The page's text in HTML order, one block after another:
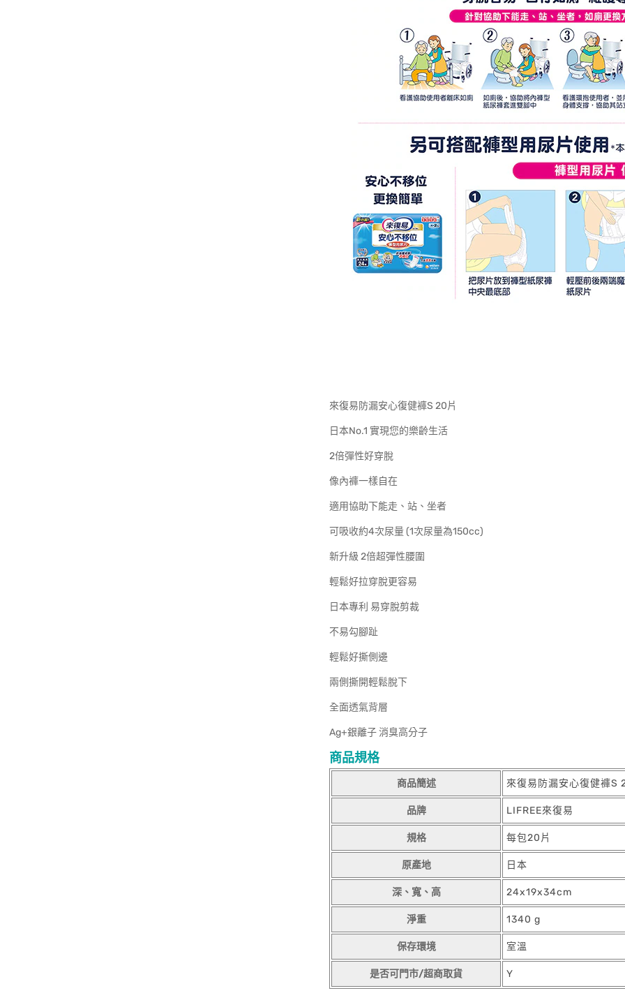
來復易防漏安心復健褲S 20片
日本No.1 實現您的樂齡生活
2倍彈性好穿脫
像內褲一樣自在
適用協助下能走、站、坐者
可吸收約4次尿量 (1次尿量為150cc)
新升級 2倍超彈性腰圍
輕鬆好拉穿脫更容易
日本專利 易穿脫剪裁
不易勾腳趾
輕鬆好撕側邊
兩側撕開輕鬆脫下
全面透氣背層
Ag+銀離子 消臭高分子
商品規格
商品簡述 來復易防漏安心復健褲S
品牌 LIFREE來復易
規格 每包20片
原產地 日本
深、寬、高 24x19x34cm
淨重 1340 g
保存環境 室溫
是否可門市/超商取貨 Y